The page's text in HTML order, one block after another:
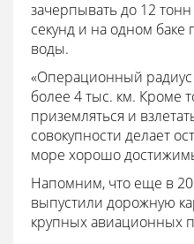
зачерпывать до 12
секунд и на одном баке
воды.
«Операционный
более 4 тыс. км. Кроме
приземляться и
совокупности делает
море хорошо
Напомним, что еще в
выпустили дорожную
крупных авиационных